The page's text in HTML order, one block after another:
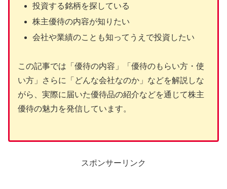
投資する銘柄を探している
株主優待の内容が知りたい
会社や業績のことも知ってうえで投資したい
この記事では「優待の内容」「優待のもらい方・使
い方」さらに「どんな会社なのか」などを解説しな
がら、実際に届いた優待品の紹介などを通じて株主
優待の魅力を発信しています。
スポンサーリンク